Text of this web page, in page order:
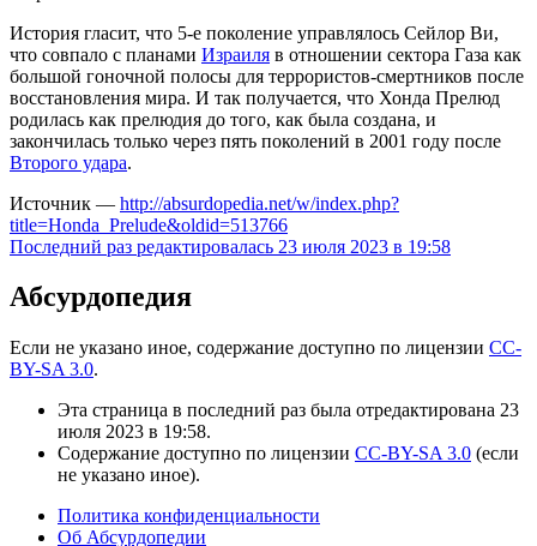
История гласит, что 5-е поколение управлялось Сейлор Ви,
что совпало с планами Израиля в отношении сектора Газа как
большой гоночной полосы для террористов-смертников после
восстановления мира. И так получается, что Хонда Прелюд
родилась как прелюдия до того, как была создана, и
закончилась только через пять поколений в 2001 году после
Второго удара.
Источник — http://absurdopedia.net/w/index.php?
title=Honda_Prelude&oldid=513766
Последний раз редактировалась 23 июля 2023 в 19:58
Абсурдопедия
Если не указано иное, содержание доступно по лицензии CC-
BY-SA 3.0.
Эта страница в последний раз была отредактирована 23
июля 2023 в 19:58.
Содержание доступно по лицензии CC-BY-SA 3.0 (если
не указано иное).
Политика конфиденциальности
Об Абсурдопедии